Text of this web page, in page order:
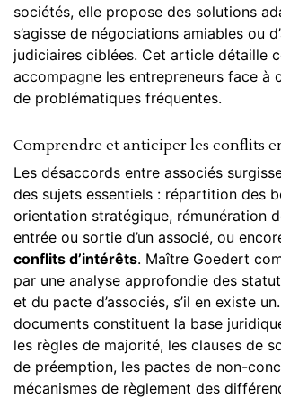
sociétés, elle propose des solutions
s’agisse de négociations amiables ou
judiciaires ciblées. Cet article détaille
accompagne les entrepreneurs face à
de problématiques fréquentes.
Comprendre et anticiper les conflits
Les désaccords entre associés
des sujets essentiels : répartition des
orientation stratégique, rémunération
entrée ou sortie d’un associé, ou
conflits d’intérêts. Maître Goedert
par une analyse approfondie des
et du pacte d’associés, s’il en existe
documents constituent la base
les règles de majorité, les clauses de
de préemption, les pactes de non-
mécanismes de règlement des